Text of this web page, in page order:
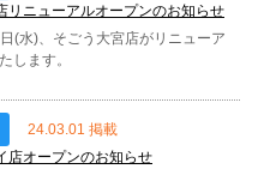
リニューアルオープンのお知らせ
(水)、そごう大宮店がリニューア
します。
24.03.01 掲載
店オープンのお知らせ